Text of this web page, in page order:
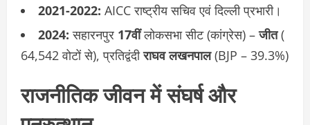
2021-2022: AICC राष्ट्रीय सचिव एवं दिल्ली प्रभारी।
2024: सहारनपुर 17वींलोकसभा सीट (कांग्रेस) –जीत(
64,542 वोटों से), प्रतिद्वंदीराघव लखनपाल(BJP – 39.3%)
राजनीतिक जीवन में संघर्ष और